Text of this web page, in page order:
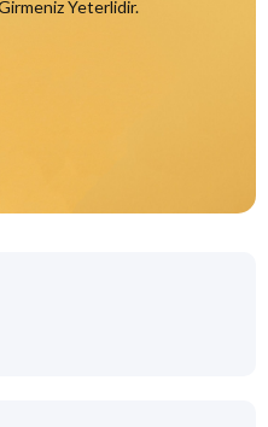
Yeterlidir.